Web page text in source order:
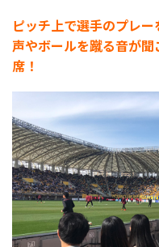
ピッチ上で選手のプレ
声やボールを蹴る音が
席！